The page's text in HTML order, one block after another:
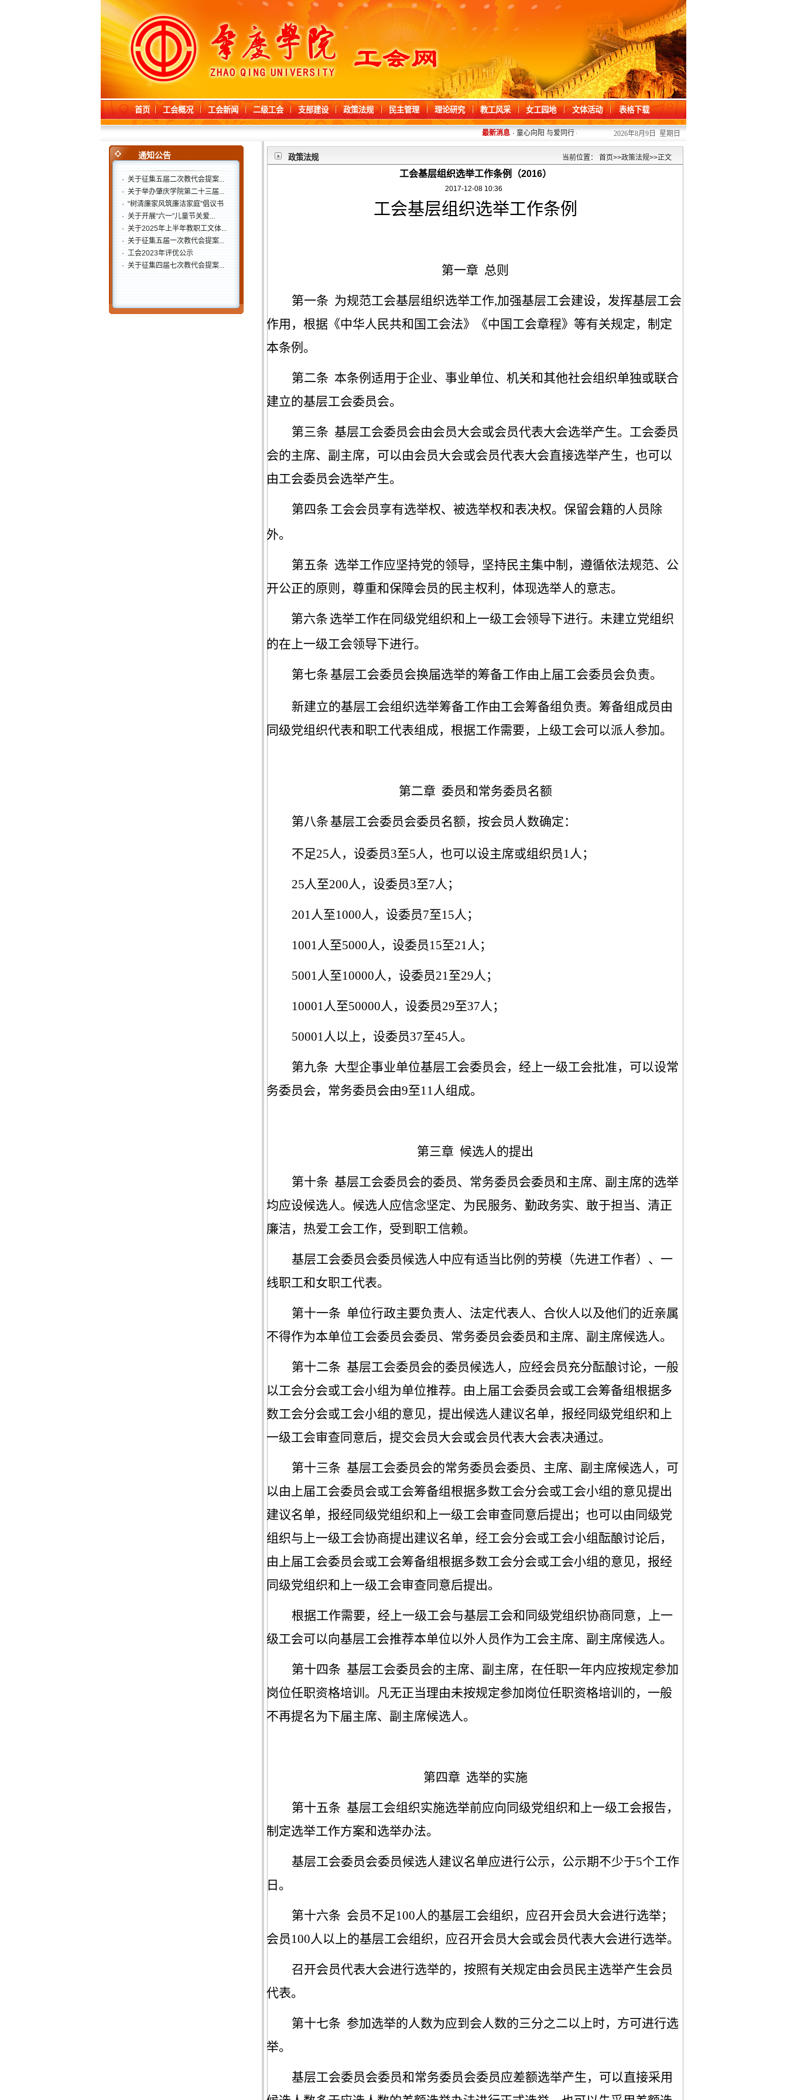
首页 工会概况 工会新闻 二级工会 支部建设 政策法规 民主管理 理论研究 教工风采 女工园地 文体活动 表格下载
最新消息 ·童心向阳 与爱同行 ——我校开展“六一”儿童节关爱活动
2026年8月9日 星期日
通知公告
· 关于征集五届二次教代会提案...
· 关于举办肇庆学院第二十三届...
· “树清廉家风筑廉洁家庭”倡议书
· 关于开展“六一”儿童节关爱...
· 关于2025年上半年教职工文体...
· 关于征集五届一次教代会提案...
· 工会2023年评优公示
· 关于征集四届七次教代会提案...
政策法规 当前位置： 首页>>政策法规>>正文
工会基层组织选举工作条例（2016）
2017-12-08 10:36
工会基层组织选举工作条例
第一章 总则
第一条 为规范工会基层组织选举工作,加强基层工会建设，发挥基层工会
作用，根据《中华人民共和国工会法》《中国工会章程》等有关规定，制定
本条例。
第二条 本条例适用于企业、事业单位、机关和其他社会组织单独或联合
建立的基层工会委员会。
第三条 基层工会委员会由会员大会或会员代表大会选举产生。工会委员
会的主席、副主席，可以由会员大会或会员代表大会直接选举产生，也可以
由工会委员会选举产生。
第四条 工会会员享有选举权、被选举权和表决权。 保留会籍的人员除
外。
第五条 选举工作应坚持党的领导，坚持民主集中制，遵循依法规范、公
开公正的原则，尊重和保障会员的民主权利，体现选举人的意志。
第六条 选举工作在同级党组织和上一级工会领导下进行。未建立党组织
的在上一级工会领导下进行。
第七条 基层工会委员会换届选举的筹备工作由上届工会委员会负责。
新建立的基层工会组织选举筹备工作由工会筹备组负责。筹备组成员由
同级党组织代表和职工代表组成，根据工作需要，上级工会可以派人参加。
第二章 委员和常务委员名额
第八条 基层工会委员会委员名额，按会员人数确定：
不足25人，设委员3至5人，也可以设主席或组织员1人；
25人至200人，设委员3至7人；
201人至1000人，设委员7至15人；
1001人至5000人，设委员15至21人；
5001人至10000人，设委员21至29人；
10001人至50000人，设委员29至37人；
50001人以上，设委员37至45人。
第九条 大型企事业单位基层工会委员会，经上一级工会批准，可以设常
务委员会， 常务委员会由9至11人组成。
第三章 候选人的提出
第十条 基层工会委员会的委员、常务委员会委员和主席、副主席的选举
均应设候选人。候选人应信念坚定、为民服务、勤政务实、敢于担当、清正
廉洁， 热爱工会工作，受到职工信赖。
基层工会委员会委员候选人中应有适当比例的劳模（先进工作者）、一
线职工和女职工代表。
第十一条 单位行政主要负责人、法定代表人、合伙人以及他们的近亲属
不得作为本单位工会委员会委员、常务委员会委员和主席、副主席候选人。
第十二条 基层工会委员会的委员候选人， 应经会员充分酝酿讨论，一般
以工会分会或工会小组为单位推荐。 由上届工会委员会或工会筹备组根据多
数工会分会或工会小组的意见，提出候选人建议名单，报经同级党组织和上
一级工会审查同意后，提交会员大会或会员代表大会表决通过。
第十三条 基层工会委员会的常务委员会委员、主席、副主席候选人，可
以由上届工会委员会或工会筹备组根据多数工会分会或工会小组 的意见提出
建议名单，报经同级党组织和上一级工会审查同意后提出；也可以由同级党
组织与上一级工会协商提出建议名单，经工会分会或工会小组酝酿讨论后，
由上届工会委员会或工会筹备组根据多数工会分会或工会小组 的意见，报经
同级党组织和上一级工会审查同意后提出。
根据工作需要，经上一级工会与基层工会和同级党组织协商同意，上一
级工会可以向基层工会推荐本单位以外人员作为工会主席、副主席候选人。
第十四条 基层工会委员会的主席、副主席，在任职一年内应按规定参加
岗位任职资格培训。凡无正当理由未按规定参加岗位任职资格培训的，一般
不再提名为下届主席、副主席候选人。
第四章 选举的实施
第十五条 基层工会组织实施选举前应向同级党组织和上一级工会报告，
制定选举工作方案和选举办法。
基层工会委员会委员候选人建议名单应进行公示，公示期不少于5个工作
日。
第十六条 会员不足100人的基层工会组织，应召开会员大会进行选举；
会员100人以上的基层工会组织，应召开会员大会或会员代表大会进行选举。
召开会员代表大会进行选举的，按照有关规定由会员民主选举产生会员
代表。
第十七条 参加选举的人数为应到会人数的三分之二以上时，方可进行选
举。
基层工会委员会委员和常务委员会委员应差额选举产生，可以直接采用